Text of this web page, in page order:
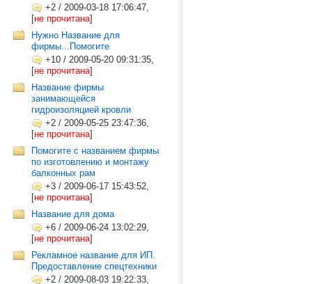
+2 / 2009-03-18 17:06:47,
[не прочитана]
Нужно Название для
фирмы...Помогите
+10 / 2009-05-20 09:31:35,
[не прочитана]
Название фирмы
занимающейся
гидроизоляцией кровли
+2 / 2009-05-25 23:47:36,
[не прочитана]
Помогите с названием фирмы
по изготовлению и монтажу
балконных рам
+3 / 2009-06-17 15:43:52,
[не прочитана]
Название для дома
+6 / 2009-06-24 13:02:29,
[не прочитана]
Рекламное название для ИП.
Предоставление спецтехники
+2 / 2009-08-03 19:22:33,